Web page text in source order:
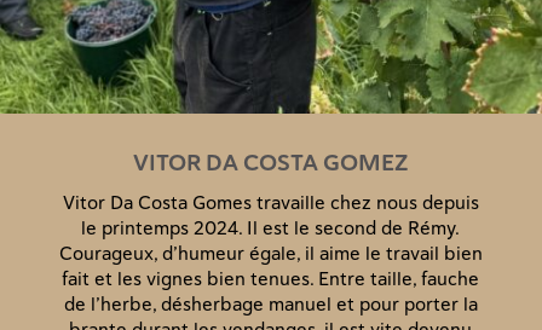
VITOR DA COSTA GOMEZ
Vitor Da Costa Gomes travaille chez nous depuis
le printemps 2024. Il est le second de Rémy.
Courageux, d’humeur égale, il aime le travail bien
fait et les vignes bien tenues. Entre taille, fauche
de l’herbe, désherbage manuel et pour porter la